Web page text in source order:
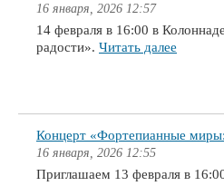
16 января, 2026 12:57
14 февраля в 16:00 в
радости». Читать далее
Концерт «Фортепианные
16 января, 2026 12:55
Приглашаем 13 февраля в